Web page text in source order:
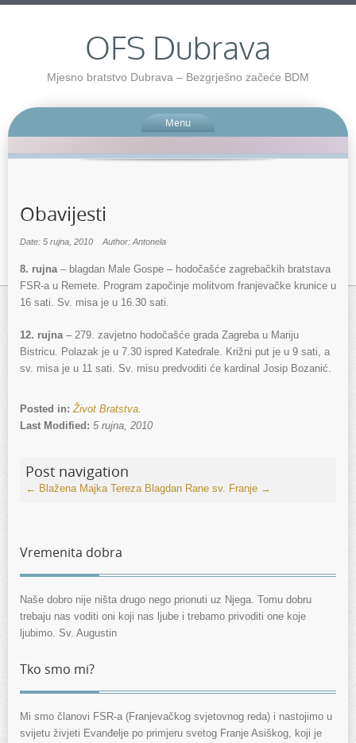
OFS Dubrava
Mjesno bratstvo Dubrava – Bezgrješno začeće BDM
Menu
Obavijesti
Date: 5 rujna, 2010 Author: Antonela
8. rujna– blagdan Male Gospe – hodočašće zagrebačkih bratstava
FSR-a u Remete. Program započinje molitvom franjevačke krunice u
16 sati. Sv. misa je u 16.30 sati.
12. rujna– 279. zavjetno hodočašće grada Zagreba u Mariju
Bistricu. Polazak je u 7.30 ispred Katedrale. Križni put je u 9 sati, a
sv. misa je u 11 sati. Sv. misu predvoditi će kardinal Josip Bozanić.
Posted in:Život Bratstva.
Last Modified: 5 rujna, 2010
Post navigation
← Blažena Majka Tereza Blagdan Rane sv. Franje →
Vremenita dobra
Naše dobro nije ništa drugo nego prionuti uz Njega. Tomu dobru
trebaju nas voditi oni koji nas ljube i trebamo privoditi one koje
ljubimo. Sv. Augustin
Tko smo mi?
Mi smo članovi FSR-a (Franjevačkog svjetovnog reda) i nastojimo u
svijetu živjeti Evanđelje po primjeru svetog Franje Asiškog, koji je